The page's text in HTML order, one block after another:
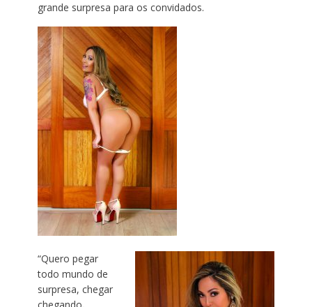
grande surpresa para os convidados.
“Quero pegar
todo mundo de
surpresa, chegar